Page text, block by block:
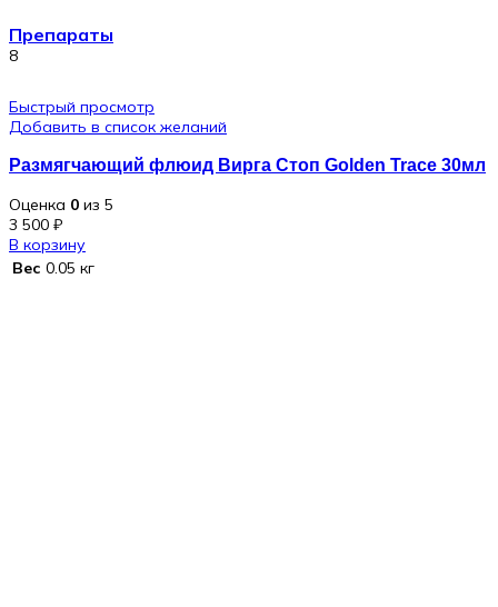
Препараты
8
Быстрый просмотр
Добавить в список желаний
Размягчающий флюид Вирга Стоп Golden Trace 30мл
Оценка 0 из 5
3 500 ₽
В корзину
Вес 0.05 кг